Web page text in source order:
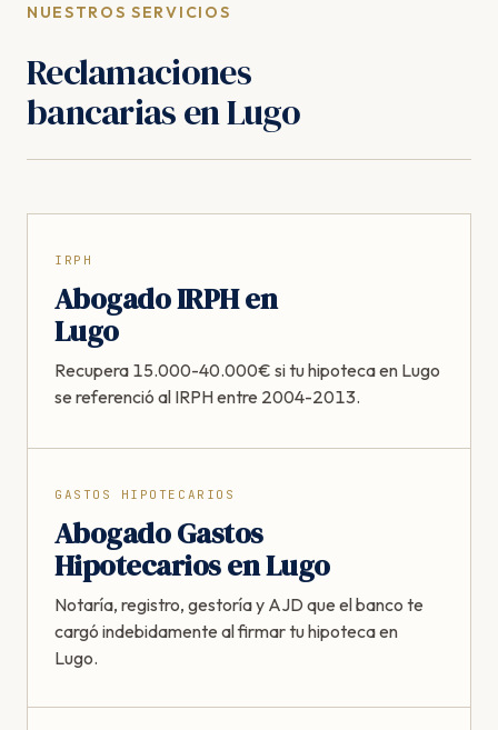
NUESTROS SERVICIOS
Reclamaciones
bancarias en Lugo
IRPH
Abogado IRPH en
Lugo
Recupera 15.000-40.000€ si tu hipoteca en Lugo
se referenció al IRPH entre 2004-2013.
GASTOS HIPOTECARIOS
Abogado Gastos
Hipotecarios en Lugo
Notaría, registro, gestoría y AJD que el banco te
cargó indebidamente al firmar tu hipoteca en
Lugo.